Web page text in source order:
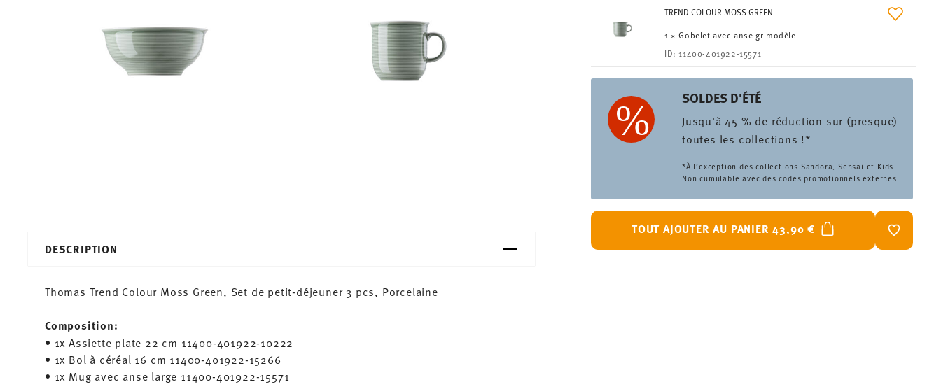
TREND COLOUR MOSS GREEN
1 × Gobelet avec anse gr.modèle
ID:11400-401922-15571
SOLDES D'ÉTÉ
Jusqu'à 45 % de réduction sur (presque)
toutes les collections !*
*À l’exception des collections Sandora, Sensai et Kids.
Non cumulable avec des codes promotionnels externes.
TOUT AJOUTER AU PANIER43,90 € LISTE DE
DESCRIPTION
Thomas Trend Colour Moss Green, Set de petit-déjeuner 3 pcs, Porcelaine
Composition:
• 1x Assiette plate 22 cm 11400-401922-10222
• 1x Bol à céréal 16 cm 11400-401922-15266
• 1x Mug avec anse large 11400-401922-15571